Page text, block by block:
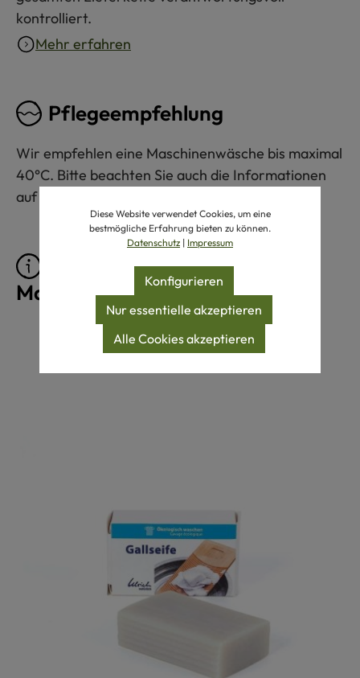
kontrolliert.
Mehr erfahren
Pflegeempfehlung
Wir empfehlen eine Maschinenwäsche bis maximal
40°C. Bitte beachten Sie auch die Informationen
auf dem Pflegeetikett am Produkt.
Pflegeprodukte für
Maschinenwäsche 40°C
Produktgalerie überspringen
Diese Website verwendet Cookies, um eine
bestmögliche Erfahrung bieten zu können.
Datenschutz | Impressum
Nur essentielle akzeptieren
Konfigurieren
Alle Cookies akzeptieren